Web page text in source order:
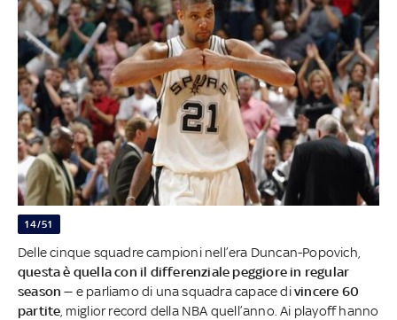
14/51
Delle cinque squadre campioni nell’era Duncan-Popovich,
questa è quella con il differenziale peggiore in regular
season — e parliamo di una squadra capace divincere 60
partite , miglior record della NBA quell’anno. Ai playoff hanno